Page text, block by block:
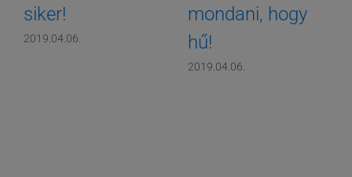
siker!
2019.04.06.
mondani, hogy
hű!
2019.04.06.